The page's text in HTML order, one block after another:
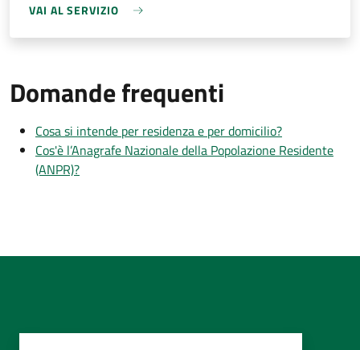
VAI AL SERVIZIO
Domande frequenti
Cosa si intende per residenza e per domicilio?
Cos'è l’Anagrafe Nazionale della Popolazione Residente
(ANPR)?